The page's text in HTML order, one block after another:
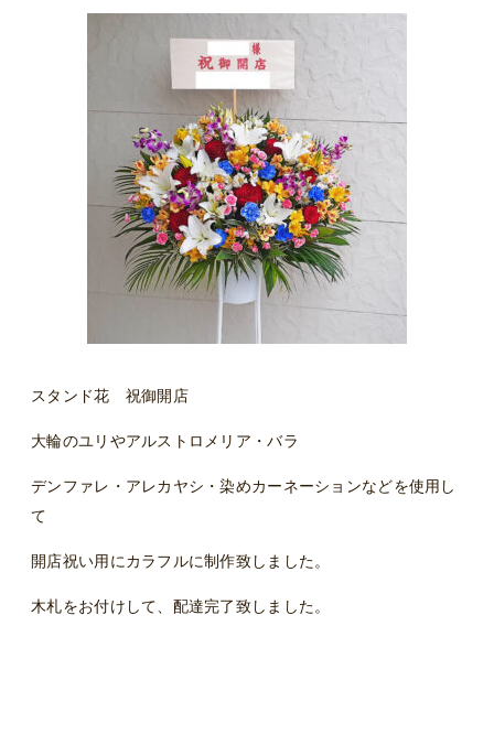
スタンド花 祝御開店
大輪のユリやアルストロメリア・バラ
デンファレ・アレカヤシ・染めカーネーションなどを使用し
て
開店祝い用にカラフルに制作致しました。
木札をお付けして、配達完了致しました。